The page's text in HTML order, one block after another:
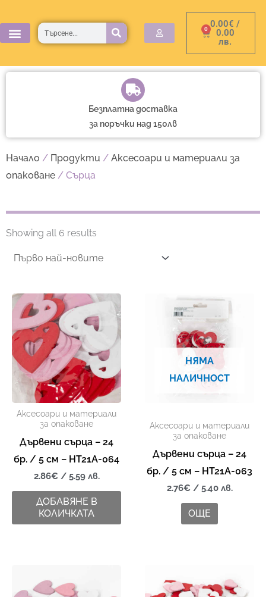
to
content
0.00€ /
0.00
лв.
0
Cart
Търсене
Начало / Продукти / Аксесоари и материали за
опаковане / Сърца
Безплатна доставка
за поръчки над 150лв
Showing all 6 results
Аксесоари и материали
за опаковане
Дървени сърца – 24
бр. / 5 см – HT21A-064
2.86€ / 5.59 лв.
ДОБАВЯНЕ В
КОЛИЧКАТА
НЯМА
НАЛИЧНОСТ
Аксесоари и материали
за опаковане
Дървени сърца – 24
бр. / 5 см – HT21A-063
2.76€ / 5.40 лв.
ОЩЕ